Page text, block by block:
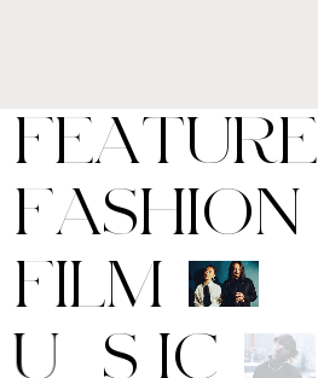
FEATURE
FASHION
FILM
M
US IC